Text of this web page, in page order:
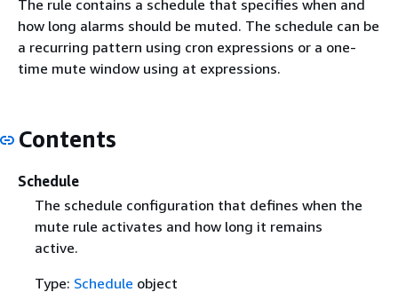
The rule contains a schedule that specifies when and
how long alarms should be muted. The schedule can be
a recurring pattern using cron expressions or a one-
time mute window using at expressions.
Contents
Schedule
The schedule configuration that defines when the
mute rule activates and how long it remains
active.
Type: Schedule object